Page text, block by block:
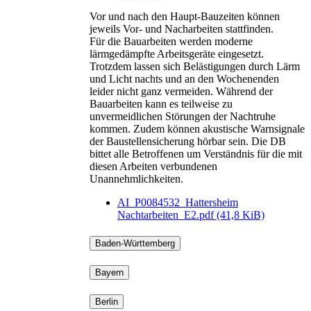
Vor und nach den Haupt-Bauzeiten können
jeweils Vor- und Nacharbeiten stattfinden.
Für die Bauarbeiten werden moderne
lärmgedämpfte Arbeitsgeräte eingesetzt.
Trotzdem lassen sich Belästigungen durch Lärm
und Licht nachts und an den Wochenenden
leider nicht ganz vermeiden. Während der
Bauarbeiten kann es teilweise zu
unvermeidlichen Störungen der Nachtruhe
kommen. Zudem können akustische Warnsignale
der Baustellensicherung hörbar sein. Die DB
bittet alle Betroffenen um Verständnis für die mit
diesen Arbeiten verbundenen
Unannehmlichkeiten.
AI_P0084532_Hattersheim
Nachtarbeiten_E2.pdf(41,8 KiB)
Baden-Württemberg
Bayern
Berlin